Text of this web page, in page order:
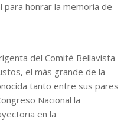
para honrar la memoria de
del Comité Bellavista
el más grande de la
tanto entre sus pares
Nacional la
en la